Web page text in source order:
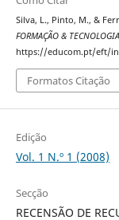
Silva, L., Pinto, M., &
FORMAÇÃO &
https://educom.pt/eft/
Formatos Citação
Edição
Vol. 1 N.º 1 (2008)
Secção
RECENSÃO DE